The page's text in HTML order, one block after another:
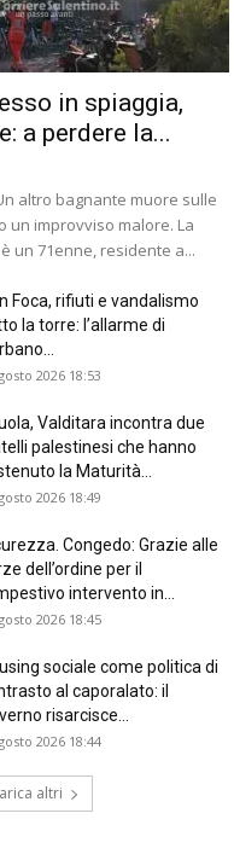
in spiaggia,
a perdere la...
altro bagnante muore sulle
un improvviso malore. La
un 71enne, residente a...
Foca, rifiuti e vandalismo
la torre: l’allarme di
2026 18:53
Valditara incontra due
palestinesi che hanno
la Maturità...
2026 18:49
Congedo: Grazie alle
dell’ordine per il
intervento in...
2026 18:45
sociale come politica di
al caporalato: il
risarcisce...
2026 18:44
altri